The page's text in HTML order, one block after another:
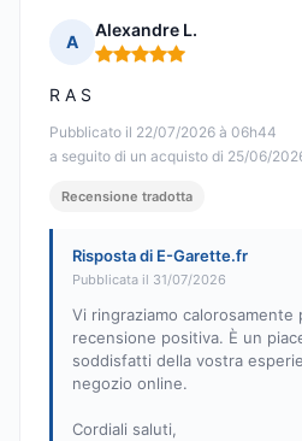
A
Alexandre L.
Nota: 5 su 5
Pubblicato il 22/07/2026 à 06h44
a seguito di un acquisto di 25/06/
R A S
Recensione tradotta
Risposta di E-Garette.fr
Pubblicata il 31/07/2026
Vi ringraziamo calorosamente
recensione positiva. È un
soddisfatti della vostra
negozio online.
Cordiali saluti,